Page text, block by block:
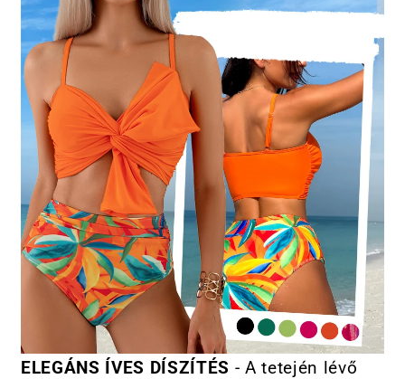
ELEGÁNS ÍVES DÍSZÍTÉS - A tetején lévő